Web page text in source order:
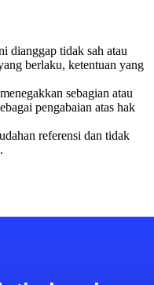
dianggap tidak sah atau
berlaku, ketentuan yang
sebagian atau
pengabaian atas hak
referensi dan tidak